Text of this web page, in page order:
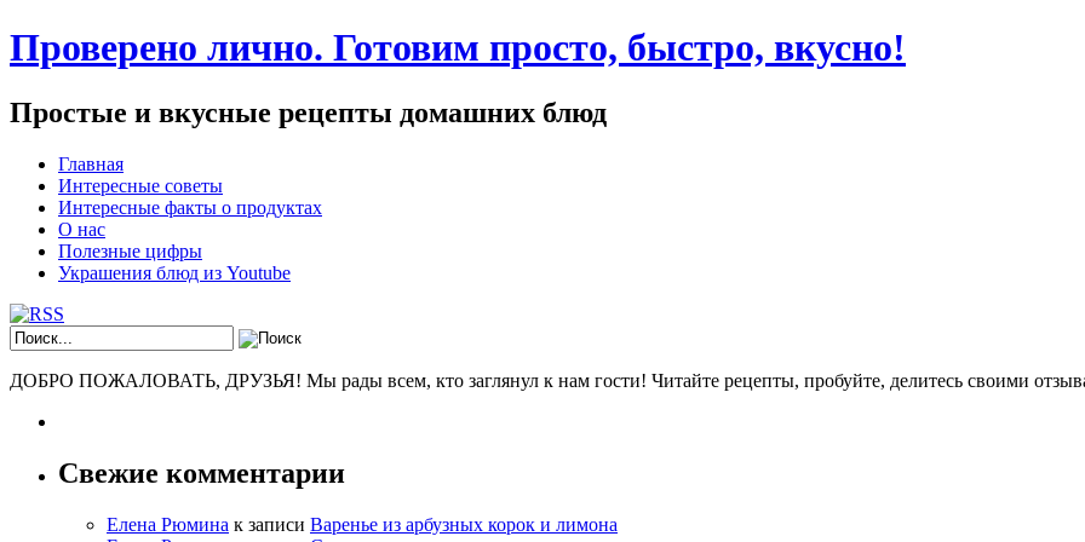
Проверено лично. Готовим просто, быстро, вкусно!
Простые и вкусные рецепты домашних блюд
Главная
Интересные советы
Интересные факты о продуктах
О нас
Полезные цифры
Украшения блюд из Youtube
ДОБРО ПОЖАЛОВАТЬ, ДРУЗЬЯ! Мы рады всем, кто заглянул к нам гости! Читайте рецепты, пробуйте, делитесь своими
Свежие комментарии
Елена Рюмина к записи Варенье из арбузных корок и лимона